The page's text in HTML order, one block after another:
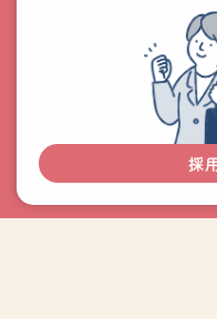
採